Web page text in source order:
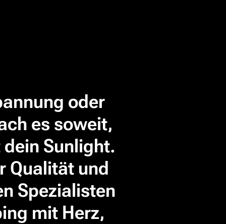
oder
es soweit,
Sunlight.
Qualität und
Spezialisten
mit Herz,